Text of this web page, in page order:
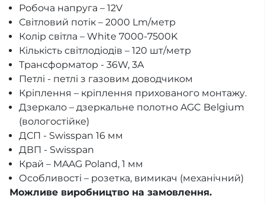
Робоча напруга – 12V
Світловий потік – 2000 Lm/метр
Колір світла – White 7000-7500K
Кількість світлодіодів – 120 шт/метр
Трансформатор - 36W, 3A
Петлі - петлі з газовим доводчиком
Кріплення – кріплення прихованого монтажу.
Дзеркало – дзеркальне полотно AGC Belgium
(вологостійке)
ДСП - Swisspan 16 мм
ДВП - Swisspan
Край – MAAG Poland, 1 мм
Особливості – розетка, вимикач (механічний)
Можливе виробництво на замовлення.